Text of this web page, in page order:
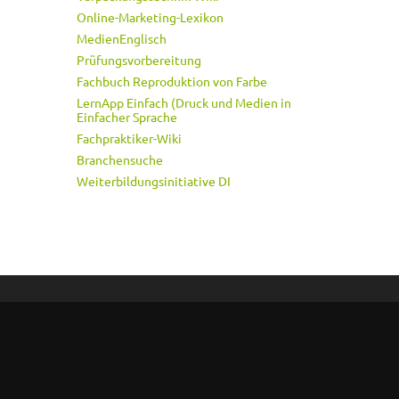
Online-Marketing-Lexikon
MedienEnglisch
Prüfungsvorbereitung
Fachbuch Reproduktion von Farbe
LernApp Einfach (Druck und Medien in
Einfacher Sprache
Fachpraktiker-Wiki
Branchensuche
Weiterbildungsinitiative DI